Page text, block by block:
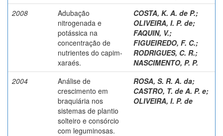
2008
Adubação
nitrogenada e
potássica na
concentração de
nutrientes do capim-
xaraés.
COSTA, K. A. de P.;
OLIVEIRA, I. P. de;
FAQUIN, V.;
FIGUEIREDO, F. C.;
RODRIGUES, C. R.;
NASCIMENTO, P. P.
2004
Análise de
crescimento em
braquiária nos
sistemas de plantio
solteiro e consórcio
com leguminosas.
ROSA, S. R. A. da;
CASTRO, T. de A. P. e;
OLIVEIRA, I. P. de